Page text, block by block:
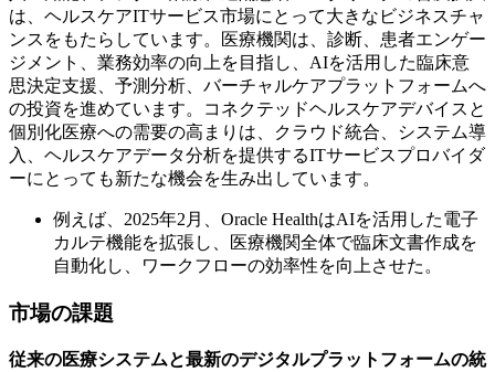
は、ヘルスケアITサービス市場にとって大きなビジネスチャ
ンスをもたらしています。医療機関は、診断、患者エンゲー
ジメント、業務効率の向上を目指し、AIを活用した臨床意
思決定支援、予測分析、バーチャルケアプラットフォームへ
の投資を進めています。コネクテッドヘルスケアデバイスと
個別化医療への需要の高まりは、クラウド統合、システム導
入、ヘルスケアデータ分析を提供するITサービスプロバイダ
ーにとっても新たな機会を生み出しています。
例えば、2025年2月、Oracle HealthはAIを活用した電子
カルテ機能を拡張し、医療機関全体で臨床文書作成を
自動化し、ワークフローの効率性を向上させた。
市場の課題
従来の医療システムと最新のデジタルプラットフォームの統